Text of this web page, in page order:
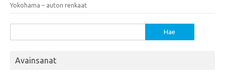
Yokohama – auton renkaat
Avainsanat